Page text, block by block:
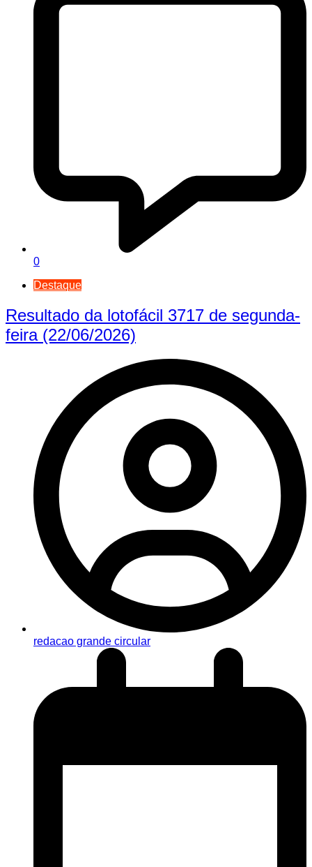
0
Destaque
Resultado da lotofácil 3717 de segunda-
feira (22/06/2026)
redacao grande circular